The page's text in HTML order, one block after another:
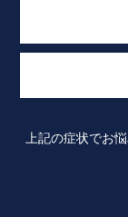
上記の症状でお